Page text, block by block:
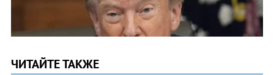
ЧИТАЙТЕ ТАКЖЕ